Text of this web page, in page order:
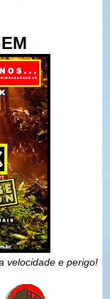
velocidade e perigo!